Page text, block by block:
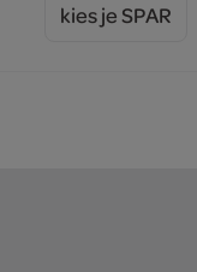
kies je SPAR